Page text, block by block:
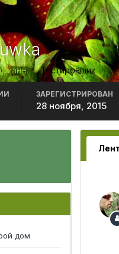
Тестировщик
ЗАРЕГИСТРИРОВАН
28 ноября, 2015
дом